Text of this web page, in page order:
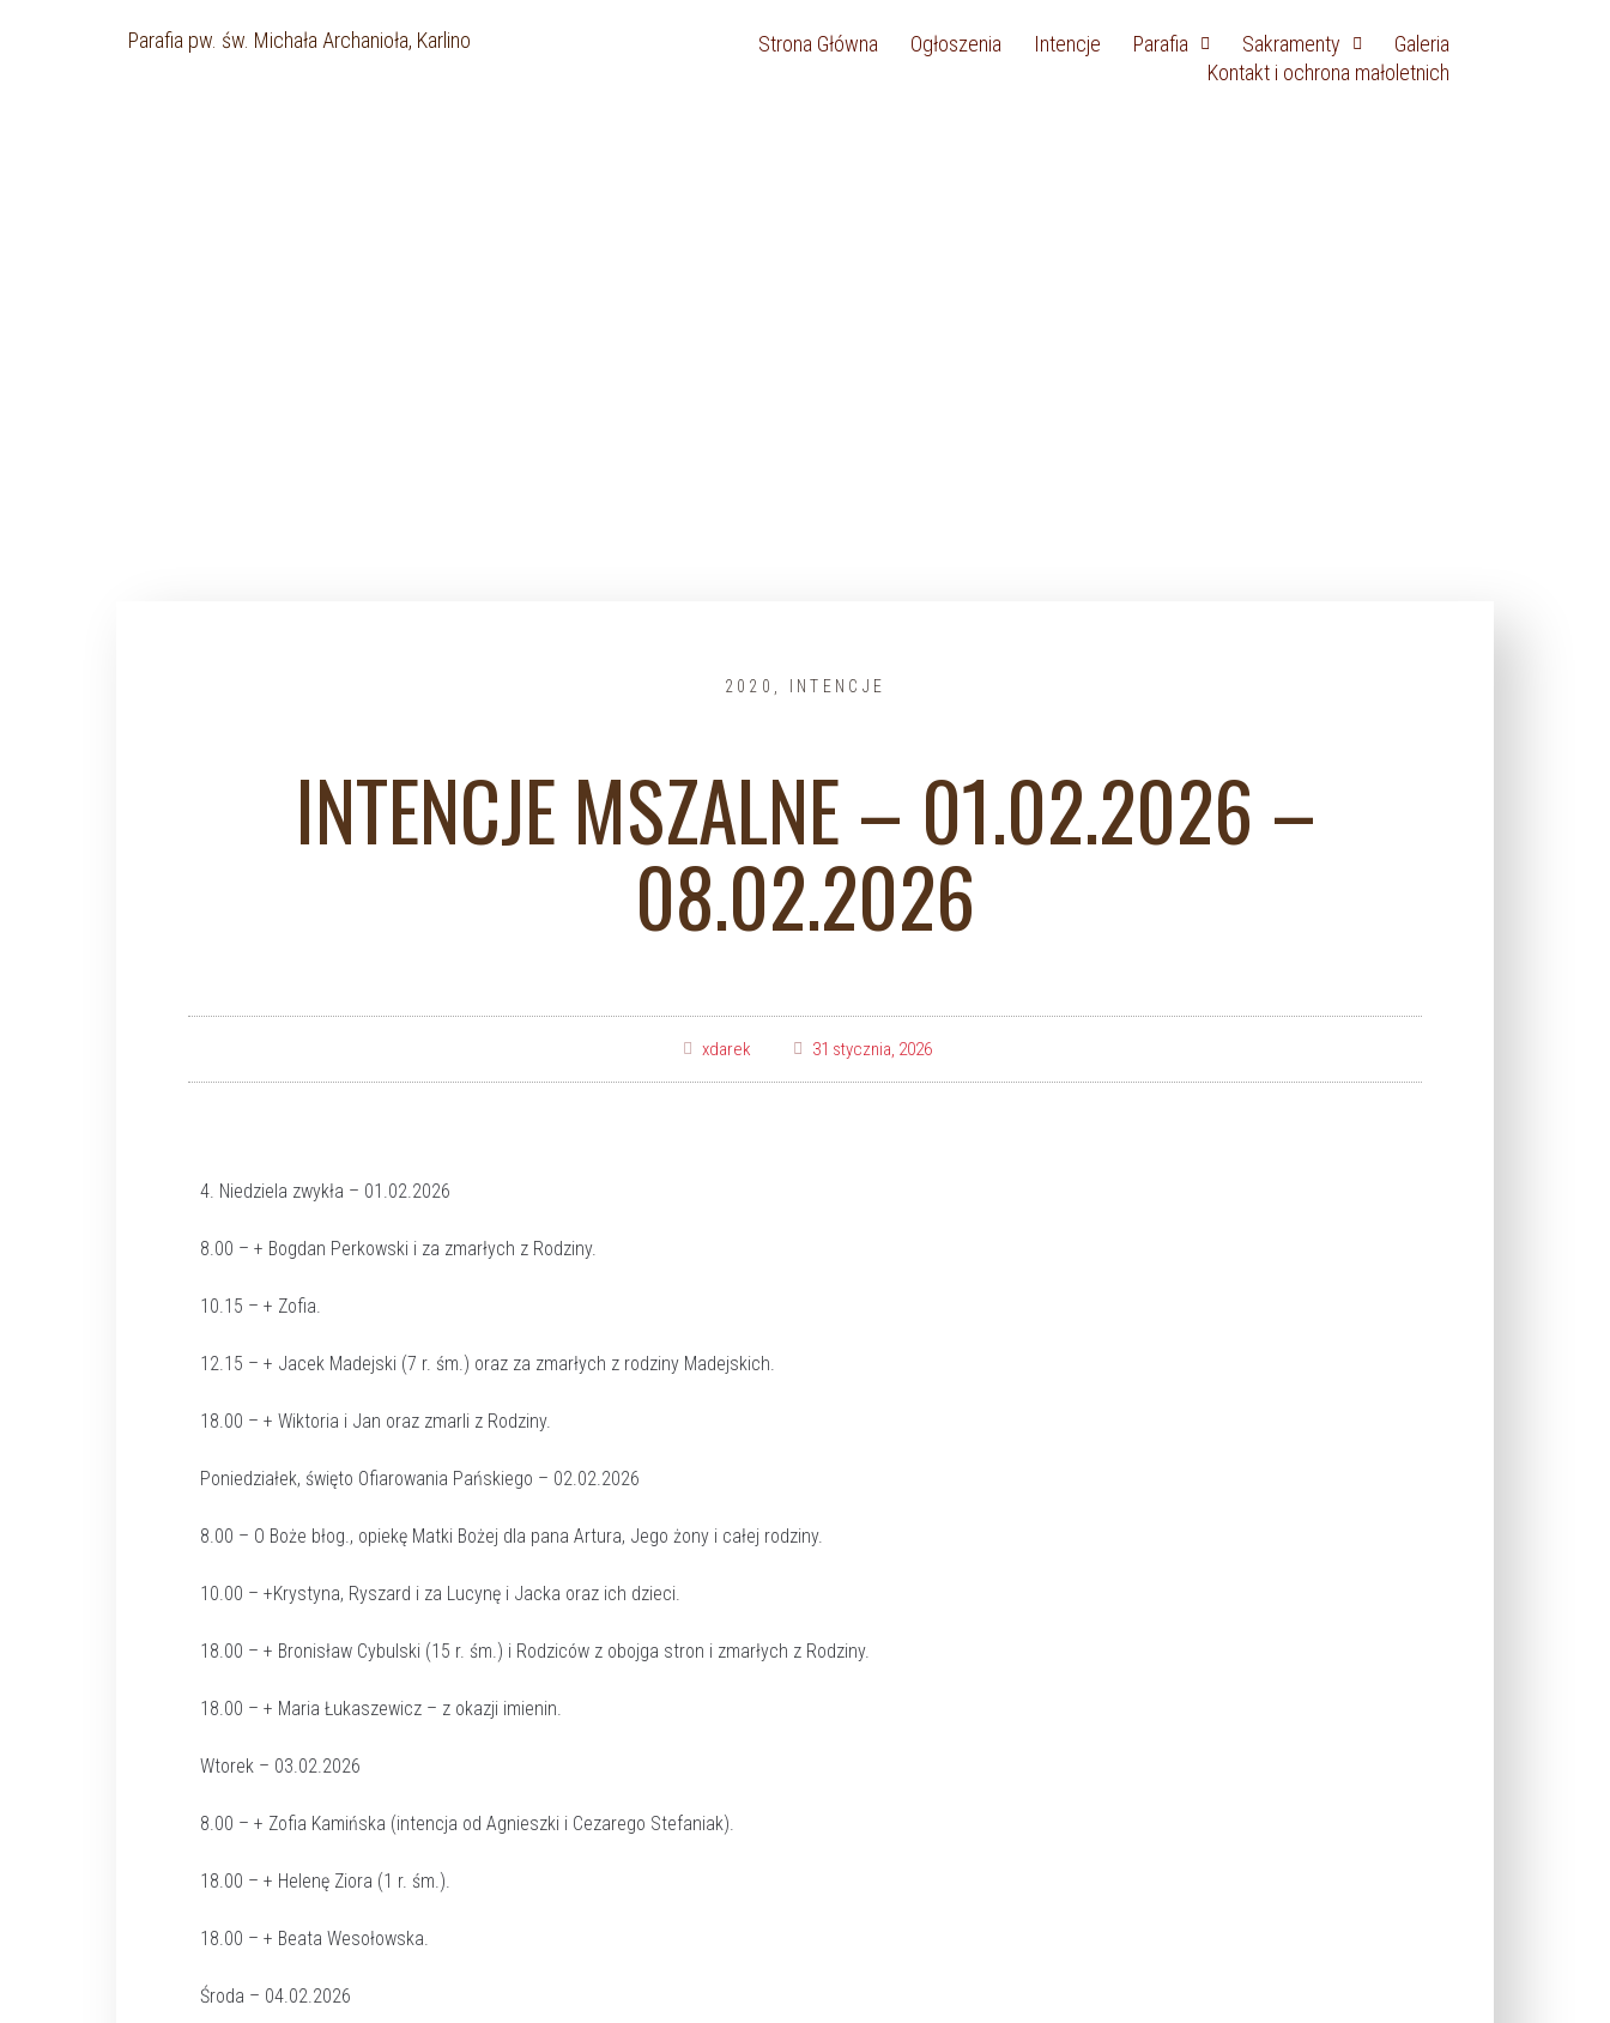
Parafia pw. św. Michała Archanioła, Karlino Strona Główna Ogłoszenia Intencje Parafia Sakramenty
Galeria
Kontakt i ochrona małoletnich
2020 INTENCJE
INTENCJE MSZALNE – 01.02.2026 –
08.02.2026
xdarek 31 stycznia, 2026
4. Niedziela zwykła – 01.02.2026
8.00 – + Bogdan Perkowski i za zmarłych z Rodziny.
10.15 – + Zofia.
12.15 – + Jacek Madejski (7 r. śm.) oraz za zmarłych z rodziny Madejskich.
18.00 – + Wiktoria i Jan oraz zmarli z Rodziny.
Poniedziałek, święto Ofiarowania Pańskiego – 02.02.2026
8.00 – O Boże błog., opiekę Matki Bożej dla pana Artura, Jego żony i całej rodziny.
10.00 – +Krystyna, Ryszard i za Lucynę i Jacka oraz ich dzieci.
18.00 – + Bronisław Cybulski (15 r. śm.) i Rodziców z obojga stron i zmarłych z Rodziny.
18.00 – + Maria Łukaszewicz – z okazji imienin.
Wtorek – 03.02.2026
8.00 – + Zofia Kamińska (intencja od Agnieszki i Cezarego Stefaniak).
18.00 – + Helenę Ziora (1 r. śm.).
18.00 – + Beata Wesołowska.
Środa – 04.02.2026